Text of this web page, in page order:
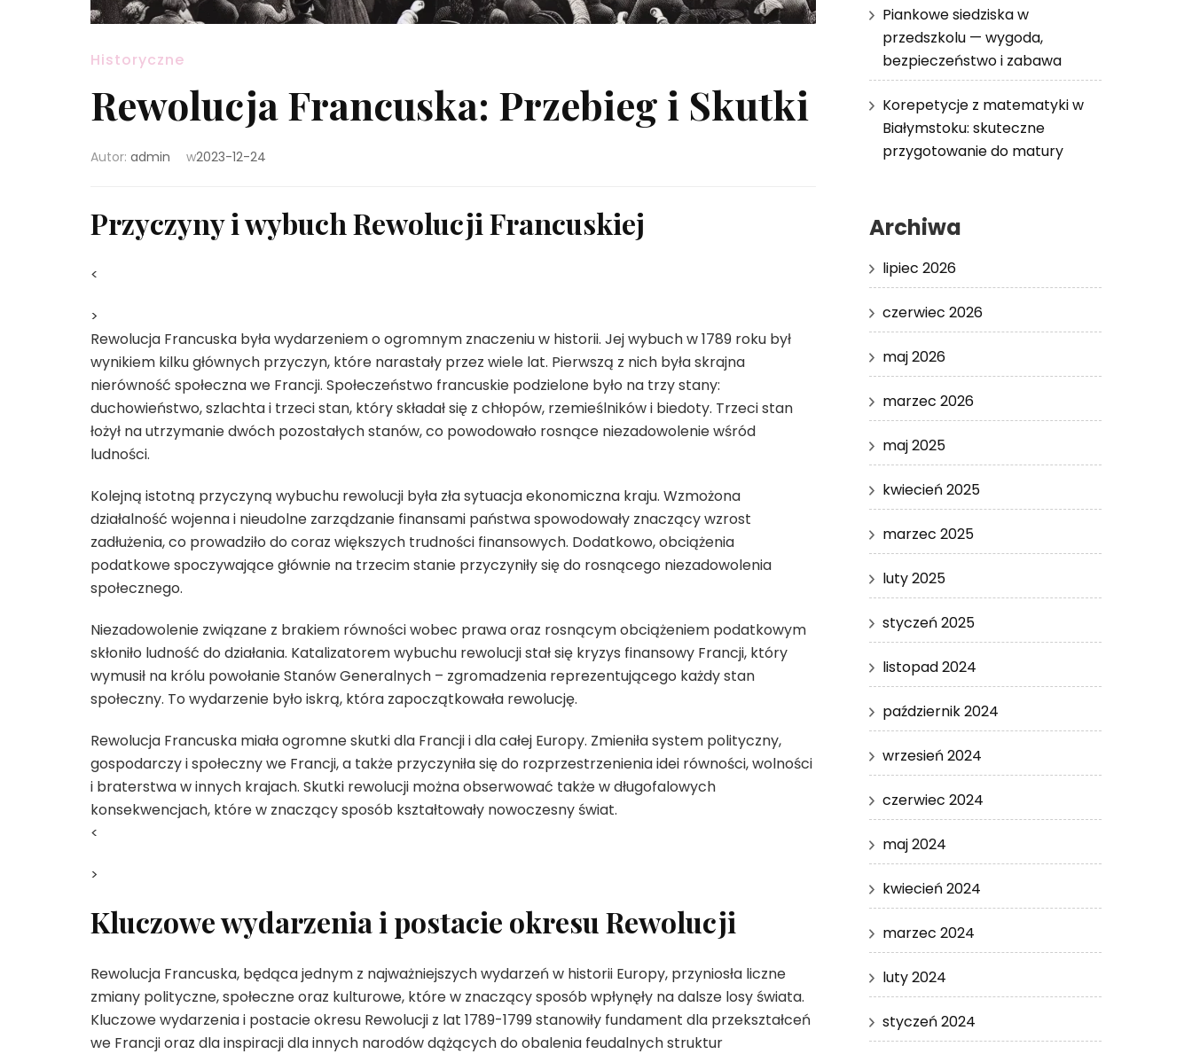
Historyczne
Rewolucja Francuska: Przebieg i Skutki
Autor: admin w2023-12-24
Przyczyny i wybuch Rewolucji Francuskiej
<
>
Rewolucja Francuska była wydarzeniem o ogromnym znaczeniu w historii. Jej wybuch w 1789 roku był
wynikiem kilku głównych przyczyn, które narastały przez wiele lat. Pierwszą z nich była skrajna
nierówność społeczna we Francji. Społeczeństwo francuskie podzielone było na trzy stany:
duchowieństwo, szlachta i trzeci stan, który składał się z chłopów, rzemieślników i biedoty. Trzeci stan
łożył na utrzymanie dwóch pozostałych stanów, co powodowało rosnące niezadowolenie wśród
ludności.
Kolejną istotną przyczyną wybuchu rewolucji była zła sytuacja ekonomiczna kraju. Wzmożona
działalność wojenna i nieudolne zarządzanie finansami państwa spowodowały znaczący wzrost
zadłużenia, co prowadziło do coraz większych trudności finansowych. Dodatkowo, obciążenia
podatkowe spoczywające głównie na trzecim stanie przyczyniły się do rosnącego niezadowolenia
społecznego.
Niezadowolenie związane z brakiem równości wobec prawa oraz rosnącym obciążeniem podatkowym
skłoniło ludność do działania. Katalizatorem wybuchu rewolucji stał się kryzys finansowy Francji, który
wymusił na królu powołanie Stanów Generalnych – zgromadzenia reprezentującego każdy stan
społeczny. To wydarzenie było iskrą, która zapoczątkowała rewolucję.
Rewolucja Francuska miała ogromne skutki dla Francji i dla całej Europy. Zmieniła system polityczny,
gospodarczy i społeczny we Francji, a także przyczyniła się do rozprzestrzenienia idei równości, wolności
i braterstwa w innych krajach. Skutki rewolucji można obserwować także w długofalowych
konsekwencjach, które w znaczący sposób kształtowały nowoczesny świat.
<
>
Kluczowe wydarzenia i postacie okresu Rewolucji
Rewolucja Francuska, będąca jednym z najważniejszych wydarzeń w historii Europy, przyniosła liczne
zmiany polityczne, społeczne oraz kulturowe, które w znaczący sposób wpłynęły na dalsze losy świata.
Kluczowe wydarzenia i postacie okresu Rewolucji z lat 1789-1799 stanowiły fundament dla przekształceń
we Francji oraz dla inspiracji dla innych narodów dążących do obalenia feudalnych struktur
Piankowe siedziska w
przedszkolu — wygoda,
bezpieczeństwo i zabawa
Korepetycje z matematyki w
Białymstoku: skuteczne
przygotowanie do matury
Archiwa
lipiec 2026
czerwiec 2026
maj 2026
marzec 2026
maj 2025
kwiecień 2025
marzec 2025
luty 2025
styczeń 2025
listopad 2024
październik 2024
wrzesień 2024
czerwiec 2024
maj 2024
kwiecień 2024
marzec 2024
luty 2024
styczeń 2024